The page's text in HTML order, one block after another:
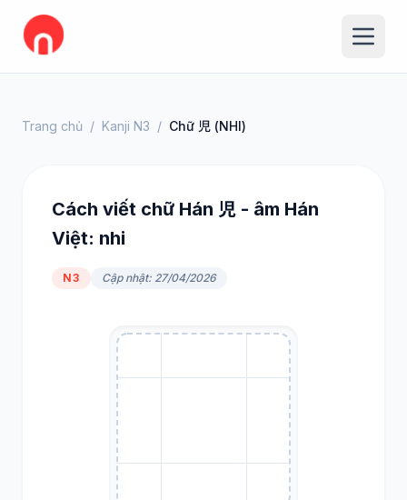
Trang chủ / Kanji N3 / Chữ 児 (NHI)
Cách viết chữ Hán 児 - âm Hán
Việt: nhi
N3 Cập nhật: 27/04/2026